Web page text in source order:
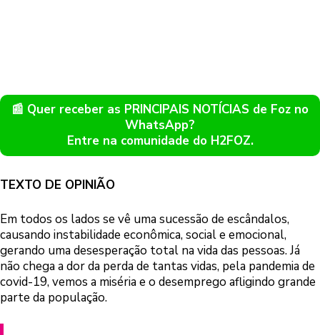
📰 Quer receber as PRINCIPAIS NOTÍCIAS de Foz no
WhatsApp?
Entre na comunidade do H2FOZ.
TEXTO DE OPINIÃO
Em todos os lados se vê uma sucessão de escândalos,
causando instabilidade econômica, social e emocional,
gerando uma desesperação total na vida das pessoas. Já
não chega a dor da perda de tantas vidas, pela pandemia de
covid-19, vemos a miséria e o desemprego afligindo grande
parte da população.